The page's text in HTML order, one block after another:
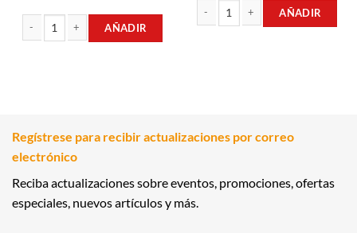
AÑADIR
AÑADIR
Regístrese para recibir actualizaciones por correo
electrónico
Reciba actualizaciones sobre eventos, promociones, ofertas
especiales, nuevos artículos y más.